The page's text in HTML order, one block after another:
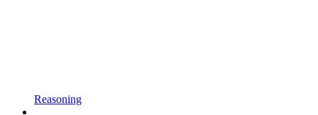
Reasoning